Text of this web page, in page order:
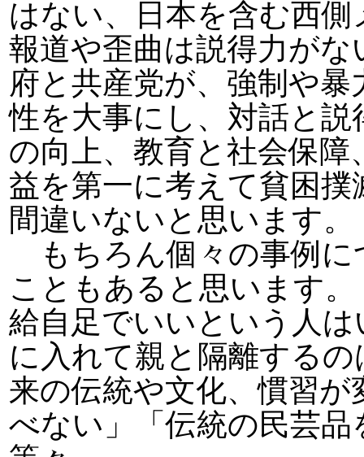
はない、日本を含む西
報道や歪曲は説得力が
府と共産党が、強制や
性を大事にし、対話と
の向上、教育と社会保
益を第一に考えて貧困
間違いないと思います。
もちろん個々の事例に
こともあると思います
給自足でいいという人
に入れて親と隔離する
来の伝統や文化、慣習
べない」「伝統の民芸